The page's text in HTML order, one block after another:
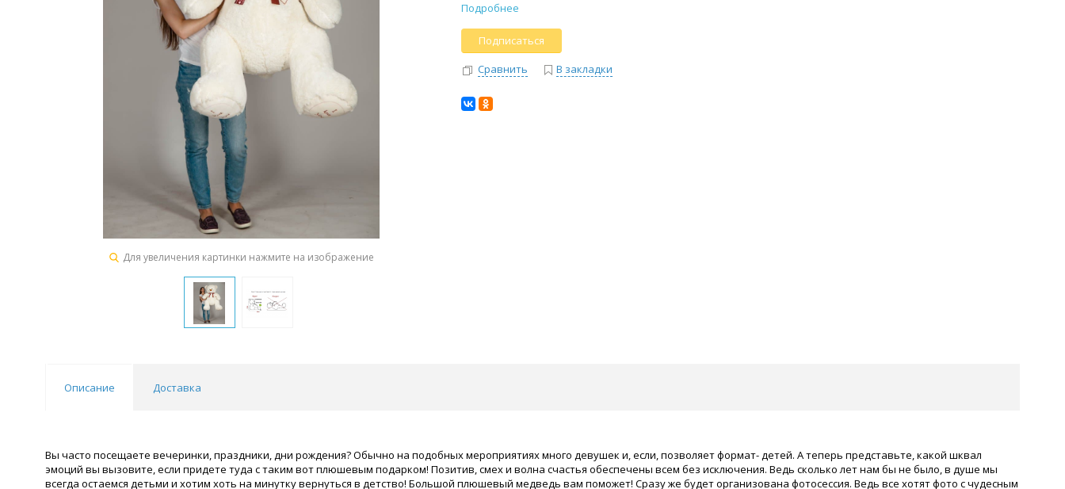
Для увеличения картинки нажмите на изображение
Подробнее
Подписаться
Сравнить
В закладки
Описание Доставка
Вы часто посещаете вечеринки, праздники, дни рождения? Обычно на подобных мероприятиях много девушек и, если, позволяет формат- детей. А теперь представьте, какой шквал
эмоций вы вызовите, если придете туда с таким вот плюшевым подарком! Позитив, смех и волна счастья обеспечены всем без исключения. Ведь сколько лет нам бы не было, в душе мы
всегда остаемся детьми и хотим хоть на минутку вернуться в детство! Большой плюшевый медведь вам поможет! Сразу же будет организована фотосессия. Ведь все хотят фото с чудесным